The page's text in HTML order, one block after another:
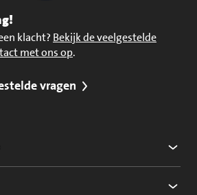
klacht? Bekijk de veelgestelde
met ons op.
vragen